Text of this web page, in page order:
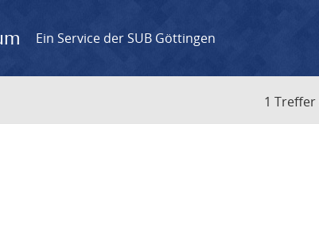
Ein Service der SUB Göttingen
1 Treffer